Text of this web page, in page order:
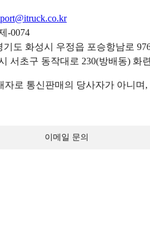
-0074
도 화성시 우정읍 포승항남로
서초구 동작대로 230(방배동) 화
로 통신판매의 당사자가 아니
이메일 문의